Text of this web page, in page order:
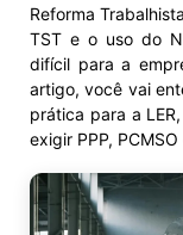
Reforma
TST e o uso do
difícil para a
artigo, você vai
prática para a
exigir PPP,